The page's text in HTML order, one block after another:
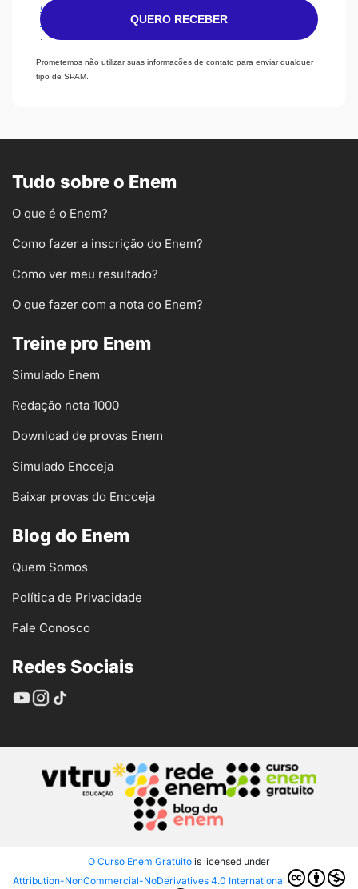
d
e
QUERO RECEBER
Prometemos não utilizar suas informações de contato para enviar qualquer
tipo de SPAM.
Tudo sobre o Enem
O que é o Enem?
Como fazer a inscrição do Enem?
Como ver meu resultado?
O que fazer com a nota do Enem?
Treine pro Enem
Simulado Enem
Redação nota 1000
Download de provas Enem
Simulado Encceja
Baixar provas do Encceja
Blog do Enem
Quem Somos
Política de Privacidade
Fale Conosco
Redes Sociais
O Curso Enem Gratuito is licensed under
Attribution-NonCommercial-NoDerivatives 4.0 International